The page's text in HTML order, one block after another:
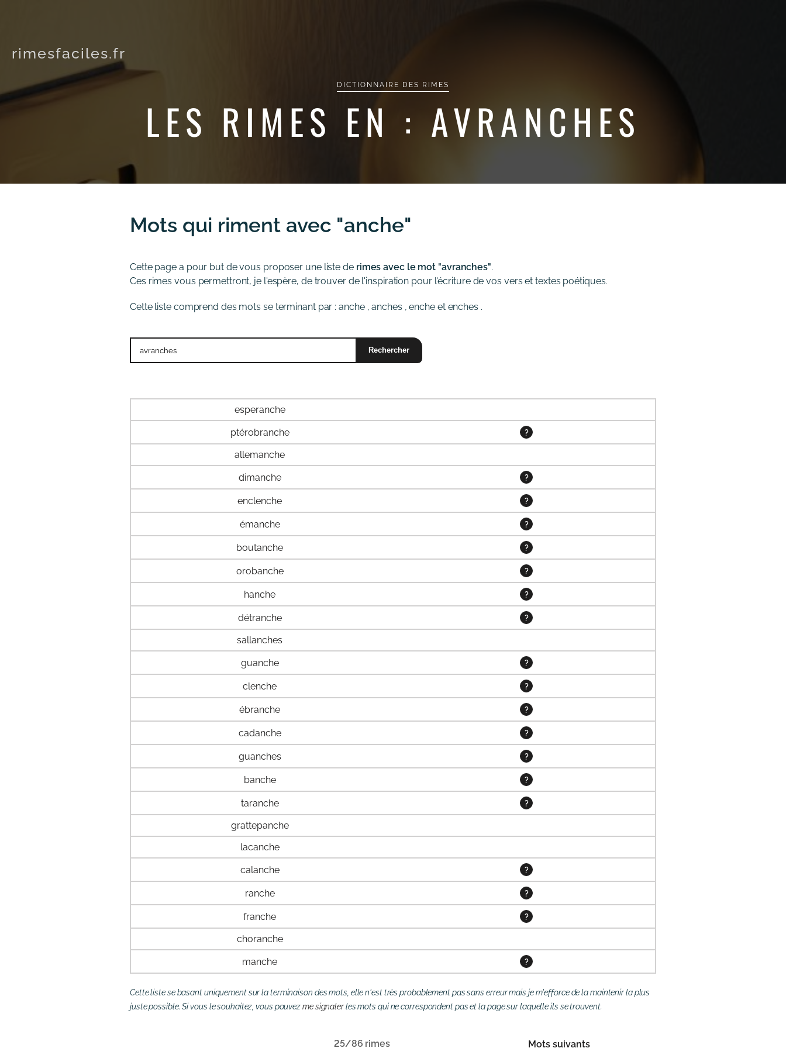
rimesfaciles.fr
DICTIONNAIRE DES RIMES
LES RIMES EN : AVRANCHES
Mots qui riment avec "anche"
Cette page a pour but de vous proposer une liste de rimes avec le mot "avranches".
Ces rimes vous permettront, je l'espère, de trouver de l'inspiration pour l'écriture de vos vers et textes poétiques.
Cette liste comprend des mots se terminant par :anche,anches ,encheet enches .
esperanche
ptérobranche ?
allemanche
dimanche ?
enclenche ?
émanche ?
boutanche ?
orobanche ?
hanche ?
détranche ?
sallanches
guanche ?
clenche ?
ébranche ?
cadanche ?
guanches ?
banche ?
taranche ?
grattepanche
lacanche
calanche ?
ranche ?
franche ?
choranche
manche ?
Cette liste se basant uniquement sur la terminaison des mots, elle n'est très probablement pas sans erreur mais je m'efforce de la maintenir la plus
juste possible. Si vous le souhaitez, vous pouvezme signalerles mots qui ne correspondent pas et la page sur laquelle ils se trouvent.
25/86 rimes Mots suivants